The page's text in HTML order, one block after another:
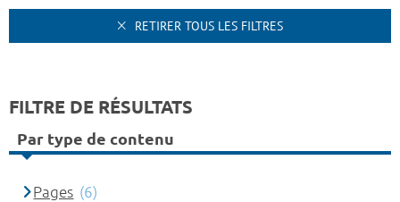
RETIRER TOUS LES FILTRES
FILTRE DE RÉSULTATS
Par type de contenu
Pages (6)